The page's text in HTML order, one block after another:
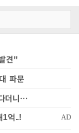
견"
파문
더니…